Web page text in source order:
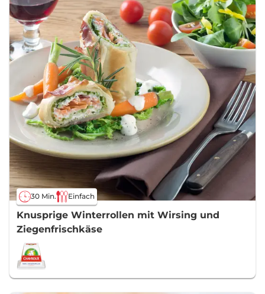
30 Min. Einfach
Knusprige Winterrollen mit Wirsing und
Ziegenfrischkäse